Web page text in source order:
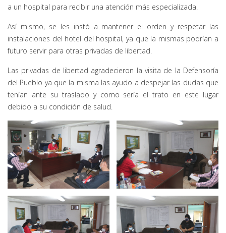
a un hospital para recibir una atención más especializada.
Así mismo, se les instó a mantener el orden y respetar las
instalaciones del hotel del hospital, ya que la mismas podrían a
futuro servir para otras privadas de libertad.
Las privadas de libertad agradecieron la visita de la Defensoría
del Pueblo ya que la misma las ayudo a despejar las dudas que
tenían ante su traslado y como sería el trato en este lugar
debido a su condición de salud.